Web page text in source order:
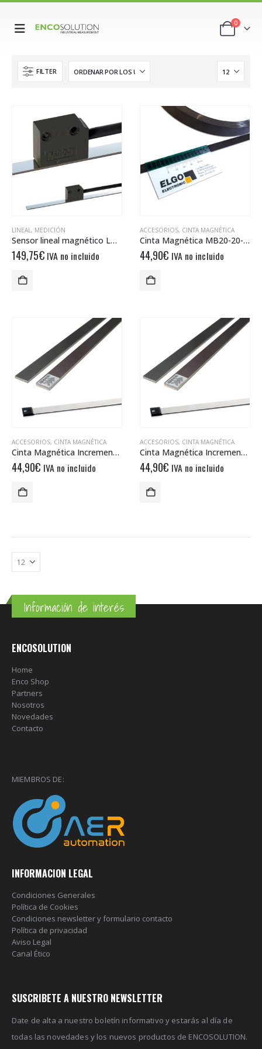
0
FILTER
LINEAL, MEDICIÓN
Sensor lineal magnético LMIX2-000-05.0-1-00
149,75€ IVA no incluido
ACCESORIOS, CINTA MAGNÉTICA
Cinta Magnética MB20-20-10-1-R
44,90€ IVA no incluido
ACCESORIOS, CINTA MAGNÉTICA
Cinta Magnética Incremental MB20-25
44,90€ IVA no incluido
ACCESORIOS, CINTA MAGNÉTICA
Cinta Magnética Incremental MB20-50
44,90€ IVA no incluido
Información de interés
ENCOSOLUTION
Home
Enco Shop
Partners
Nosotros
Novedades
Contacto
MIEMBROS DE:
INFORMACION LEGAL
Condiciones Generales
Política de Cookies
Condiciones newsletter y formulario contacto
Política de privacidad
Aviso Legal
Canal Ético
SUSCRIBETE A NUESTRO NEWSLETTER
Date de alta a nuestro boletín informativo y estarás al día de
todas las novedades y los nuevos productos de ENCOSOLUTION.